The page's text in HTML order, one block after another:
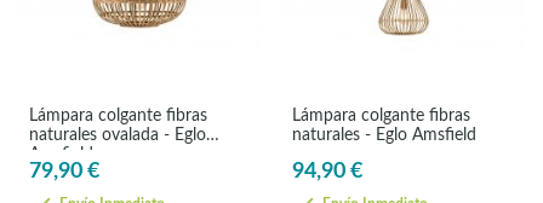
Lámpara colgante fibras
naturales ovalada - Eglo
Amsfield
79,90 €
Lámpara colgante fibras
naturales - Eglo Amsfield
94,90 €